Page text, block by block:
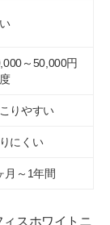
～50,000円
りやすい
にくい
月～1年間
スホワイトニ